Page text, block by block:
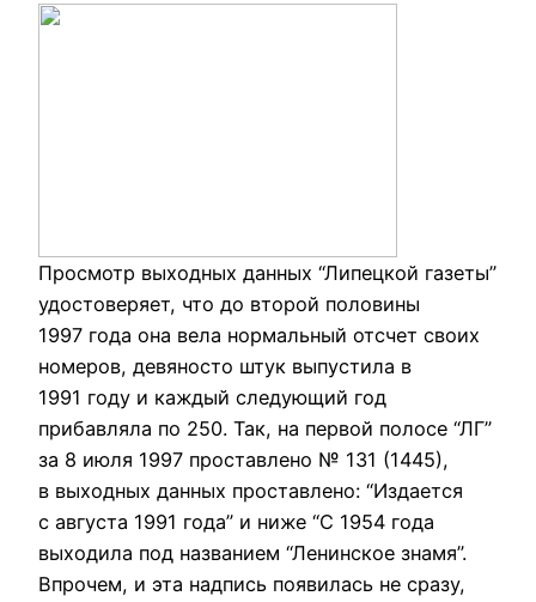
Просмотр выходных данных “Липецкой газеты”
удостоверяет, что до второй половины
1997 года она вела нормальный отсчет своих
номеров, девяносто штук выпустила в
1991 году и каждый следующий год
прибавляла по 250. Так, на первой полосе “ЛГ”
за 8 июля 1997 проставлено № 131 (1445),
в выходных данных проставлено: “Издается
с августа 1991 года” и ниже “С 1954 года
выходила под названием “Ленинское знамя”.
Впрочем, и эта надпись появилась не сразу,